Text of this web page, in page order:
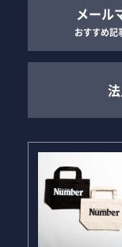
メール
おすすめ記